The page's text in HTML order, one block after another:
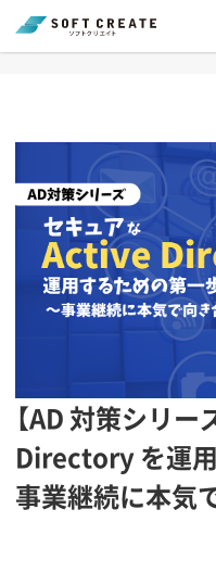
【AD 対策シリ
Directory を運
事業継続に本気